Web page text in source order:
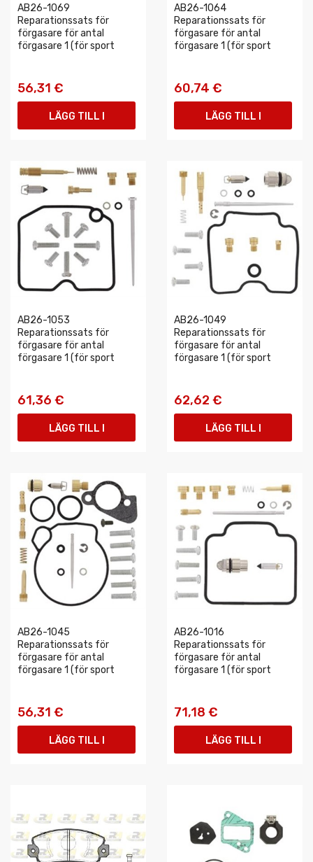
AB26-1069
Reparationssats för
förgasare för antal
förgasare 1 (för sport
56,31 €
LÄGG TILL I
AB26-1064
Reparationssats för
förgasare för antal
förgasare 1 (för sport
60,74 €
LÄGG TILL I
AB26-1053
Reparationssats för
förgasare för antal
förgasare 1 (för sport
61,36 €
LÄGG TILL I
AB26-1049
Reparationssats för
förgasare för antal
förgasare 1 (för sport
62,62 €
LÄGG TILL I
AB26-1045
Reparationssats för
förgasare för antal
förgasare 1 (för sport
56,31 €
LÄGG TILL I
AB26-1016
Reparationssats för
förgasare för antal
förgasare 1 (för sport
71,18 €
LÄGG TILL I